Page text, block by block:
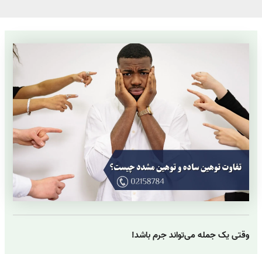
وقتی یک جمله می‌تواند جرم باشد!